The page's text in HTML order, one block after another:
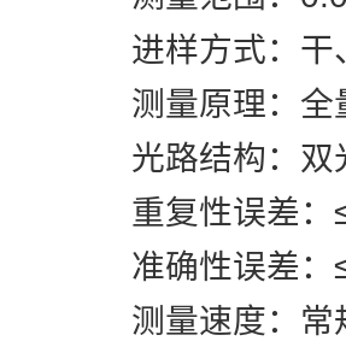
进样方式：干
测量原理：全
光路结构：双
重复性误差
准确性误差
测量速度：